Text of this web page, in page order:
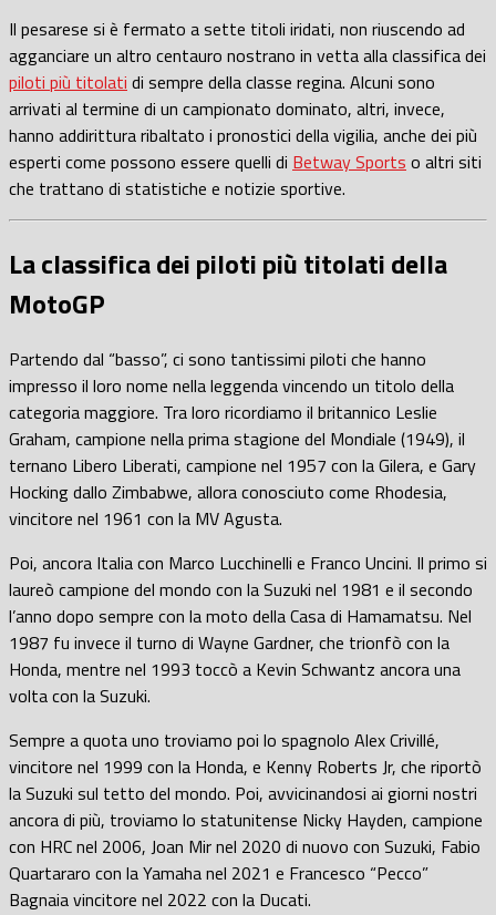
Il pesarese si è fermato a sette titoli iridati, non riuscendo ad
agganciare un altro centauro nostrano in vetta alla classifica dei
piloti più titolati di sempre della classe regina. Alcuni sono
arrivati al termine di un campionato dominato, altri, invece,
hanno addirittura ribaltato i pronostici della vigilia, anche dei più
esperti come possono essere quelli di Betway Sports o altri siti
che trattano di statistiche e notizie sportive.
La classifica dei piloti più titolati della
MotoGP
Partendo dal “basso”, ci sono tantissimi piloti che hanno
impresso il loro nome nella leggenda vincendo un titolo della
categoria maggiore. Tra loro ricordiamo il britannico Leslie
Graham, campione nella prima stagione del Mondiale (1949), il
ternano Libero Liberati, campione nel 1957 con la Gilera, e Gary
Hocking dallo Zimbabwe, allora conosciuto come Rhodesia,
vincitore nel 1961 con la MV Agusta.
Poi, ancora Italia con Marco Lucchinelli e Franco Uncini. Il primo si
laureò campione del mondo con la Suzuki nel 1981 e il secondo
l’anno dopo sempre con la moto della Casa di Hamamatsu. Nel
1987 fu invece il turno di Wayne Gardner, che trionfò con la
Honda, mentre nel 1993 toccò a Kevin Schwantz ancora una
volta con la Suzuki.
Sempre a quota uno troviamo poi lo spagnolo Alex Crivillé,
vincitore nel 1999 con la Honda, e Kenny Roberts Jr, che riportò
la Suzuki sul tetto del mondo. Poi, avvicinandosi ai giorni nostri
ancora di più, troviamo lo statunitense Nicky Hayden, campione
con HRC nel 2006, Joan Mir nel 2020 di nuovo con Suzuki, Fabio
Quartararo con la Yamaha nel 2021 e Francesco “Pecco”
Bagnaia vincitore nel 2022 con la Ducati.